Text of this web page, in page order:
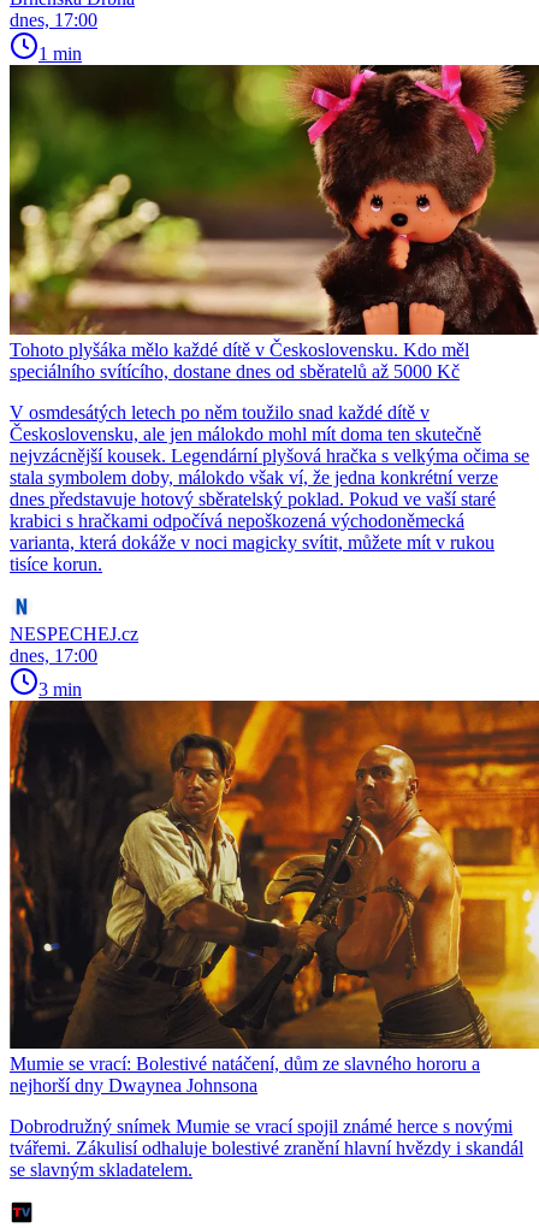
dnes, 17:00
1 min
Tohoto plyšáka mělo každé dítě v Československu. Kdo měl
speciálního svítícího, dostane dnes od sběratelů až 5000 Kč
V osmdesátých letech po něm toužilo snad každé dítě v
Československu, ale jen málokdo mohl mít doma ten skutečně
nejvzácnější kousek. Legendární plyšová hračka s velkýma očima se
stala symbolem doby, málokdo však ví, že jedna konkrétní verze
dnes představuje hotový sběratelský poklad. Pokud ve vaší staré
krabici s hračkami odpočívá nepoškozená východoněmecká
varianta, která dokáže v noci magicky svítit, můžete mít v rukou
tisíce korun.
NESPECHEJ.cz
dnes, 17:00
3 min
Mumie se vrací: Bolestivé natáčení, dům ze slavného hororu a
nejhorší dny Dwaynea Johnsona
Dobrodružný snímek Mumie se vrací spojil známé herce s novými
tvářemi. Zákulisí odhaluje bolestivé zranění hlavní hvězdy i skandál
se slavným skladatelem.